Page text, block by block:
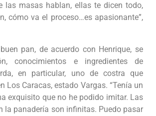
las masas hablan, ellas te dicen todo,
cómo va el proceso…es apasionante”,
pan, de acuerdo con Henrique, se
conocimientos e ingredientes de
en particular, uno de costra que
Los Caracas, estado Vargas. “Tenía un
exquisito que no he podido imitar. Las
la panadería son infinitas. Puedo pasar